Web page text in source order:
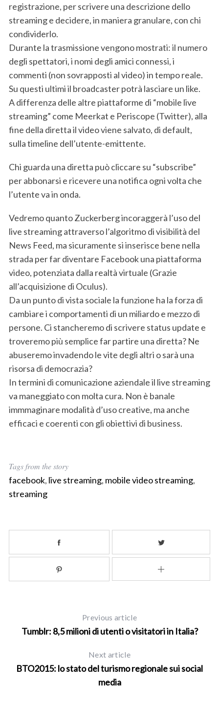
registrazione, per scrivere una descrizione dello
streaming e decidere, in maniera granulare, con chi
condividerlo.
Durante la trasmissione vengono mostrati: il numero
degli spettatori, i nomi degli amici connessi, i
commenti (non sovrapposti al video) in tempo reale.
Su questi ultimi il broadcaster potrà lasciare un like.
A differenza delle altre piattaforme di “mobile live
streaming” come Meerkat e Periscope (Twitter), alla
fine della diretta il video viene salvato, di default,
sulla timeline dell’utente-emittente.
Chi guarda una diretta può cliccare su “subscribe”
per abbonarsi e ricevere una notifica ogni volta che
l’utente va in onda.
Vedremo quanto Zuckerberg incoraggerà l’uso del
live streaming attraverso l’algoritmo di visibilità del
News Feed, ma sicuramente si inserisce bene nella
strada per far diventare Facebook una piattaforma
video, potenziata dalla realtà virtuale (Grazie
all’acquisizione di Oculus).
Da un punto di vista sociale la funzione ha la forza di
cambiare i comportamenti di un miliardo e mezzo di
persone. Ci stancheremo di scrivere status update e
troveremo più semplice far partire una diretta? Ne
abuseremo invadendo le vite degli altri o sarà una
risorsa di democrazia?
In termini di comunicazione aziendale il live streaming
va maneggiato con molta cura. Non è banale
immmaginare modalità d’uso creative, ma anche
efficaci e coerenti con gli obiettivi di business.
Tags from the story
facebook, live streaming, mobile video streaming,
streaming
Previous article
Tumblr: 8,5 milioni di utenti o visitatori in Italia?
Next article
BTO2015: lo stato del turismo regionale sui social
media
S
e
a
c
h
f
o